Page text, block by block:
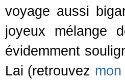
voyage aussi
joyeux mélange
évidemment
Lai (retrouvez